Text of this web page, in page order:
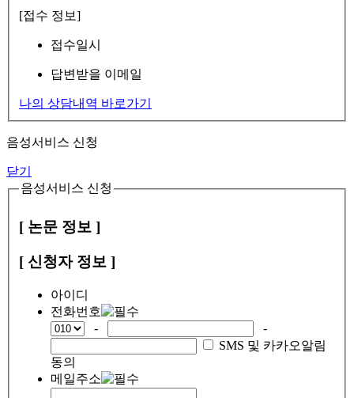
[접수 정보]
접수일시
답변받을 이메일
나의 상담내역 바로가기
음성서비스 신청
닫기
음성서비스 신청
[ 논문 정보 ]
[ 신청자 정보 ]
아이디
전화번호
-
-
SMS 및 카카오알림
동의
메일주소